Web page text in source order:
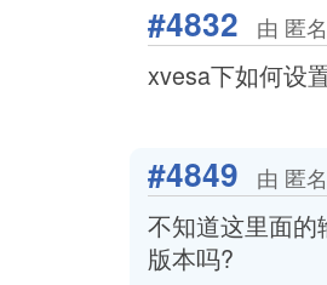
#4832 由 匿
xvesa下如何设
#4849 由 匿
不知道这里面的
版本吗?